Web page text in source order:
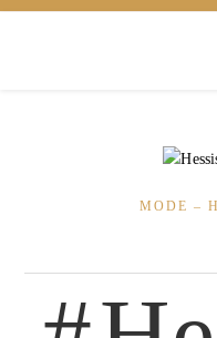
MODE –